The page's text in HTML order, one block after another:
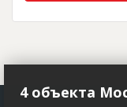
4 объекта